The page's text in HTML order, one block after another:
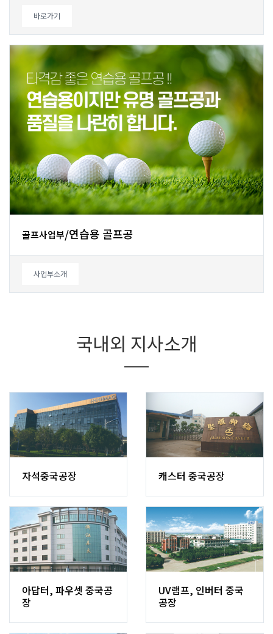
바로가기
골프사업부/연습용골프공
사업부소개
국내외지사소개
자석중국공장 캐스터중국공장
아답터,파우셋중국공
장
UV램프,인버터중국
공장